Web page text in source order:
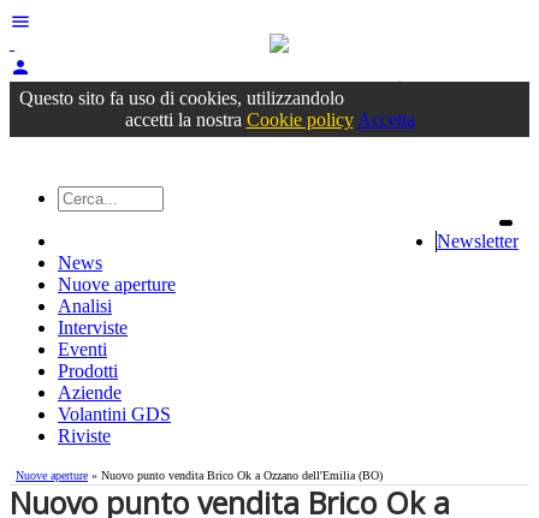
menu
person
Accedioppure registrati
Questo sito fa uso di cookies, utilizzandolo
accetti la nostra Cookie policy Accetta
Newsletter
News
Nuove aperture
Analisi
Interviste
Eventi
Prodotti
Aziende
Volantini GDS
Riviste
Nuove aperture » Nuovo punto vendita Brico Ok a Ozzano dell'Emilia (BO)
Nuovo punto vendita Brico Ok a